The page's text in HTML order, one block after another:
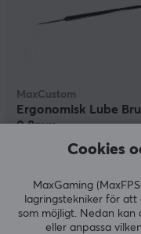
MaxCustom
Ergonomisk Lube
0.8mm
39 kr
Cookies
MaxGaming
lagringstekniker för
som möjligt. Nedan kan
eller anpassa